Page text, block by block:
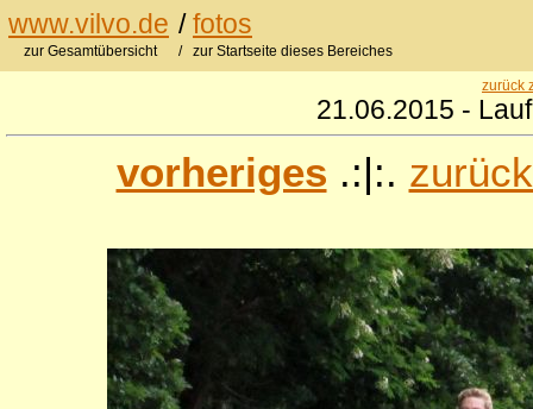
www.vilvo.de /fotos
zur Gesamtübersicht / zur Startseite dieses Bereiches
zurück
21.06.2015 -
vorheriges .:|:.